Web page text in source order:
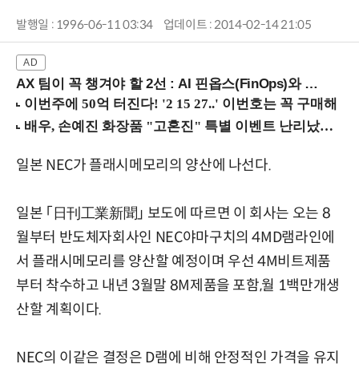
발행일 : 1996-06-11 03:34 업데이트 : 2014-02-14 21:05
AX 팀이 꼭 챙겨야 할 2선 : AI 핀옵스(FinOps)와 토큰 거버넌스 (8/21 잠실역)
일본 NEC가 플래시메모리의 양산에 나선다.
일본 「日刊工業新聞」 보도에 따르면 이 회사는 오는 8
월부터 반도체자회사인 NEC야마구치의 4MD램라인에
서 플래시메모리를 양산할 예정이며 우선 4M비트제품
부터 착수하고 내년 3월말 8M제품을 포함,월 1백만개생
산할 계획이다.
NEC의 이같은 결정은 D램에 비해 안정적인 가격을 유지